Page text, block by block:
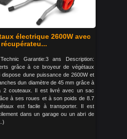
électrique 2600W avec
Garantie:3 ans Description:
grâce à ce broyeur de végétaux
dispose dune puissance de 2600W et
dun diamètre de 45 mm grâce à
2 couteaux. Il est livré avec un sac
à ses roues et à son poids de 8.7
est facile à transporter. Il est
dans un garage ou un abri de